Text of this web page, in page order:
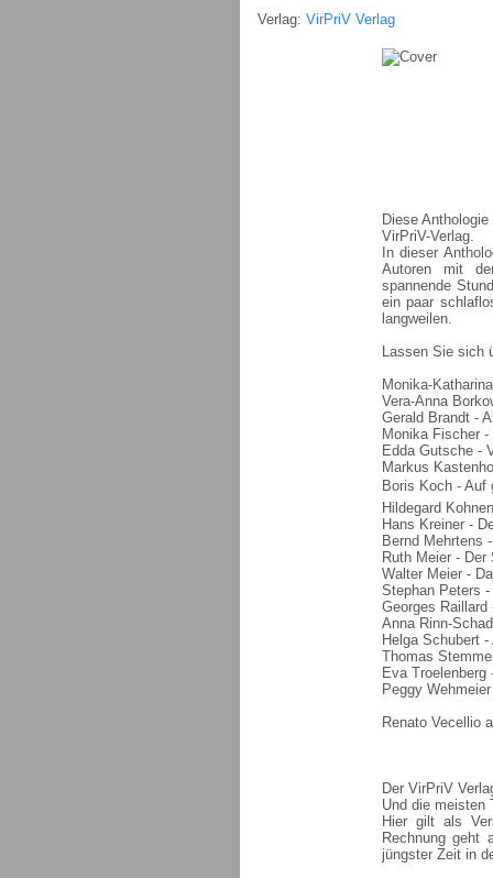
Verlag: VirPriV Verlag
Diese
VirPriV-Verlag.
In dieser
Autoren mit
spannende
ein paar
langweilen.
Lassen Sie sich
Monika-
Vera-Anna
Gerald Brandt -
Monika Fischer
Edda Gutsche -
Markus
Boris Koch - Auf
Hildegard
Hans Kreiner -
Bernd Mehrtens
Ruth Meier - Der
Walter Meier -
Stephan Peters
Georges Raillard
Anna Rinn-
Helga Schubert -
Thomas
Eva Troelenberg
Peggy
Renato Vecellio
Der VirPriV
Und die meisten
Hier gilt als
Rechnung geht
jüngster Zeit in